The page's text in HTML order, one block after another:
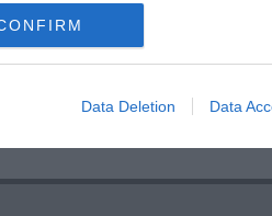
Data Deletion Data
floridia o.s.b. san giuliano terme